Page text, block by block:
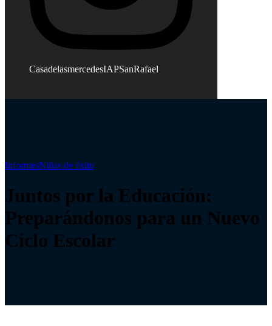
CasadelasmercedesIAPSanRafael
InformesNiñas de éxito
Juntos por la Educación:
Preparándonos para un Nuevo
Ciclo Escolar